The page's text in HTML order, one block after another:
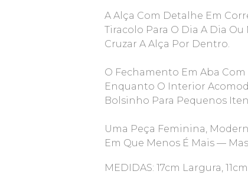
A Alça Com Detalhe Em
Tiracolo Para O Dia A Dia
Cruzar A Alça Por Dentro.
O Fechamento Em Aba
Enquanto O Interior
Bolsinho Para Pequenos
Uma Peça Feminina,
Em Que Menos É Mais —
MEDIDAS: 17cm Largura,